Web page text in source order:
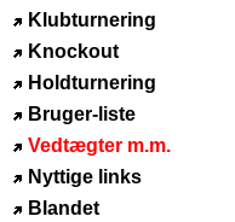
Klubturnering
Knockout
Holdturnering
Bruger-liste
Vedtægter m.m.
Nyttige links
Blandet